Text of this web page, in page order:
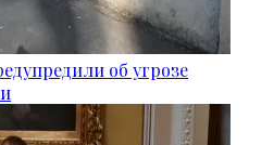
об угрозе